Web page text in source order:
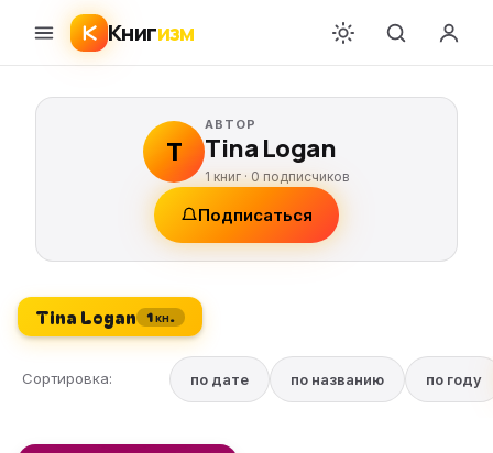
Книгизм
T
АВТОР
Tina Logan
1 книг · 0 подписчиков
Подписаться
Tina Logan 1 кн.
Сортировка: по дате по названию по году